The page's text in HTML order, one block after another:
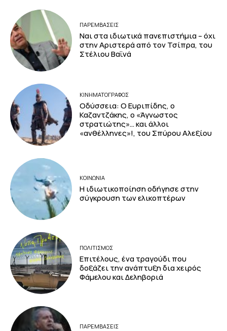
ΠΑΡΕΜΒΑΣΕΙΣ
Ναι στα ιδιωτικά πανεπιστήμια – όχι
στην Αριστερά από τον Τσίπρα, του
Στέλιου Βαϊνά
ΚΙΝΗΜΑΤΟΓΡΆΦΟΣ
Οδύσσεια: Ο Ευριπίδης, ο
Καζαντζάκης, ο «Άγνωστος
στρατιώτης»… και άλλοι
«ανθέλληνες»!, του Σπύρου Αλεξίου
ΚΟΙΝΩΝΙΑ
Η ιδιωτικοποίηση οδήγησε στην
σύγκρουση των ελικοπτέρων
ΠΟΛΙΤΙΣΜΟΣ
Επιτέλους, ένα τραγούδι που
δοξάζει την ανάπτυξη δια χειρός
Φάμελου και Δεληβοριά
ΠΑΡΕΜΒΑΣΕΙΣ